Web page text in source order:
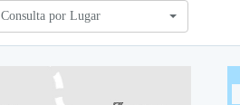
Consulta por Lugar